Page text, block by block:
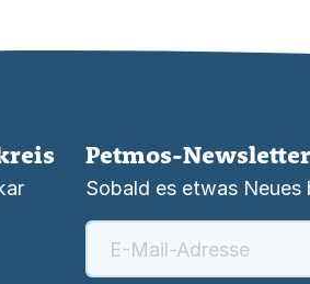
Petmos-Newsletter
Sobald es etwas